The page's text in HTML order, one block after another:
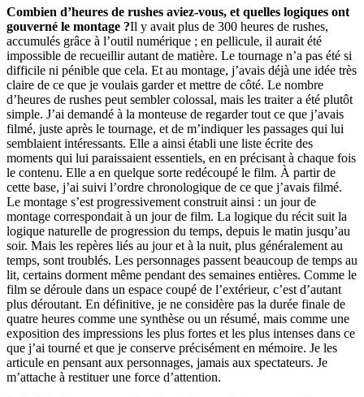
Combien d’heures de rushes aviez-vous, et quelles logiques ont
gouverné le montage ?Il y avait plus de 300 heures de rushes,
accumulés grâce à l’outil numérique ; en pellicule, il aurait été
impossible de recueillir autant de matière. Le tournage n’a pas été si
difficile ni pénible que cela. Et au montage, j’avais déjà une idée très
claire de ce que je voulais garder et mettre de côté. Le nombre
d’heures de rushes peut sembler colossal, mais les traiter a été plutôt
simple. J’ai demandé à la monteuse de regarder tout ce que j’avais
filmé, juste après le tournage, et de m’indiquer les passages qui lui
semblaient intéressants. Elle a ainsi établi une liste écrite des
moments qui lui paraissaient essentiels, en en précisant à chaque fois
le contenu. Elle a en quelque sorte redécoupé le film. À partir de
cette base, j’ai suivi l’ordre chronologique de ce que j’avais filmé.
Le montage s’est progressivement construit ainsi : un jour de
montage correspondait à un jour de film. La logique du récit suit la
logique naturelle de progression du temps, depuis le matin jusqu’au
soir. Mais les repères liés au jour et à la nuit, plus généralement au
temps, sont troublés. Les personnages passent beaucoup de temps au
lit, certains dorment même pendant des semaines entières. Comme le
film se déroule dans un espace coupé de l’extérieur, c’est d’autant
plus déroutant. En définitive, je ne considère pas la durée finale de
quatre heures comme une synthèse ou un résumé, mais comme une
exposition des impressions les plus fortes et les plus intenses dans ce
que j’ai tourné et que je conserve précisément en mémoire. Je les
articule en pensant aux personnages, jamais aux spectateurs. Je
m’attache à restituer une force d’attention.